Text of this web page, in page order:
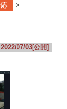
>
2022/07/03[公開]